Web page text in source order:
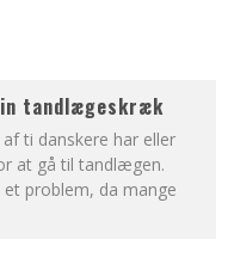
tandlægeskræk
ti danskere har eller
at gå til tandlægen.
problem, da mange